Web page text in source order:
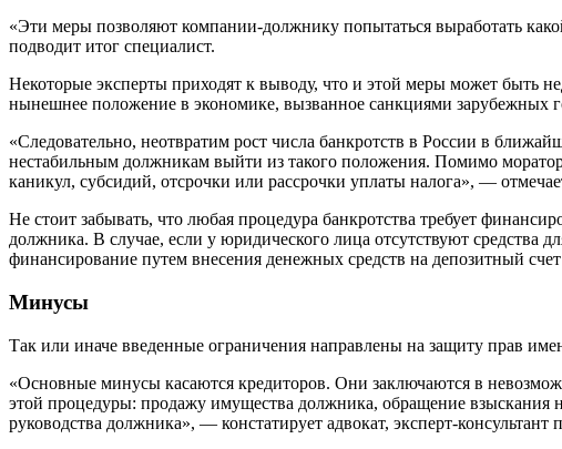
«Эти меры позволяют компании-должнику попытаться выработать
подводит итог специалист.
Некоторые эксперты приходят к выводу, что и этой меры может быть
нынешнее положение в экономике, вызванное санкциями зарубежных
«Следовательно, неотвратим рост числа банкротств в России в
нестабильным должникам выйти из такого положения. Помимо
каникул, субсидий, отсрочки или рассрочки уплаты налога», —
Не стоит забывать, что любая процедура банкротства требует
должника. В случае, если у юридического лица отсутствуют средства
финансирование путем внесения денежных средств на депозитный
Минусы
Так или иначе введенные ограничения направлены на защиту прав
«Основные минусы касаются кредиторов. Они заключаются в
этой процедуры: продажу имущества должника, обращение взыскания
руководства должника», — констатирует адвокат, эксперт-